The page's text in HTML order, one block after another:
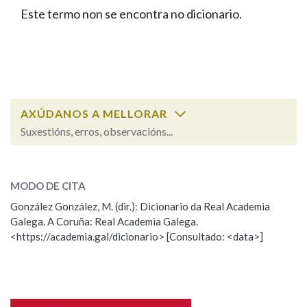
FIGURAS HOMENAXEADAS
PORTAL DAS PALABRAS
Facebook
TwitterYoutubeInstagram
Bluesky
BUSCAR NOS LEMAS
Remata por
BUSCAR NO CONTIDO
Nas definicións
Este termo non se encontra no dicionario.
AXÚDANOS A MELLORAR
Suxestións, erros, observacións...
Observación
Nome
MODO DE CITA
González González, M. (dir.): Dicionario da Real Academia
Galega. A Coruña: Real Academia Galega.
<https://academia.gal/dicionario> [Consultado: <data>]